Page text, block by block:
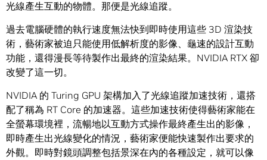
光線產生互動的物體。那便是光線追蹤。
過去電腦硬體的執行速度無法快到即時使用這些 3D 渲染技
術，藝術家被迫只能使用低解析度的影像、龜速的設計互動
功能，還得漫長等待製作出最終的渲染結果。NVIDIA RTX 卻
改變了這一切。
NVIDIA 的 Turing GPU 架構加入了光線追蹤加速技術，還搭
配了稱為 RT Core 的加速器。這些加速技術使得藝術家能在
全螢幕環境裡，流暢地以互動方式操作最終產生出的影像，
即時產生出光線變化的情況，藝術家便能快速製作出要求的
外觀。即時對鏡頭調整包括景深在內的各種設定，就可以像